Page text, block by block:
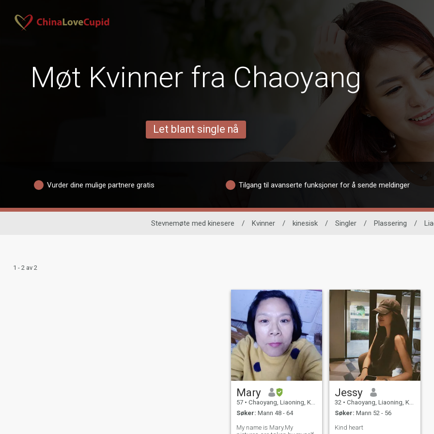
Møt Kvinner fra Chaoyang
Let blant single nå
Vurder dine mulige partnere gratis Tilgang til avanserte funksjoner for å sende meldinger
Stevnemøte med kinesere / Kvinner / kinesisk / Singler / Plassering /
1 - 2 av 2
Mary
57 • Chaoyang, Liaoning, Kina
Søker: Mann 48 - 64
My name is Mary.My
Jessy
32 • Chaoyang, Liaoning, Kina
Søker: Mann 52 - 56
Kind heart